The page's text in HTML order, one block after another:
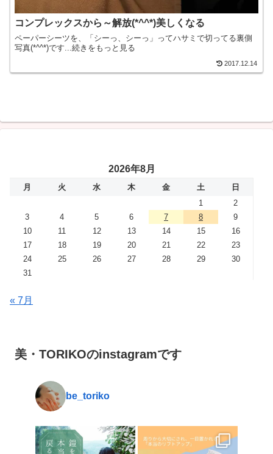
コンプレックスから～解放(*^^*)美しくなる
ペーパーシーツを、「シーっ、シーっ」ってハサミで切ってる裏側
写真(*^^*)です...続きをもっと見る
2017.12.14
2026年8月
月 火 水 木 金 土
日
1
2
3
4 5 6 7 8
9
10
11 12 13 14 15
16
17
18 19 20 21 22
23
24
25 26 27 28 29
30
31
« 7月
美・TORIKOのinstagramです
be_toriko